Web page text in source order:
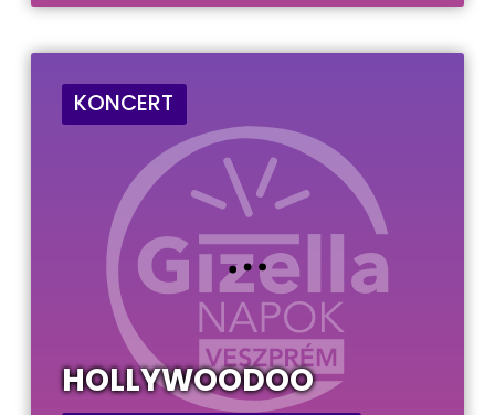
KONCERT
HOLLYWOODOO